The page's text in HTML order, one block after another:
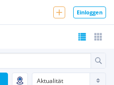
Einloggen